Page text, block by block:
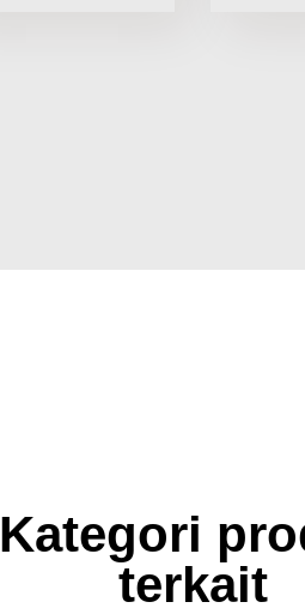
Kategori
terkait